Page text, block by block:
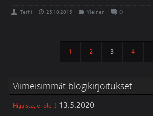
Terhi 25.10.2015 Yleinen 0
1 2 3 4
Viimeisimmät blogikirjoitukset:
Hiljaista, ei ole :) 13.5.2020